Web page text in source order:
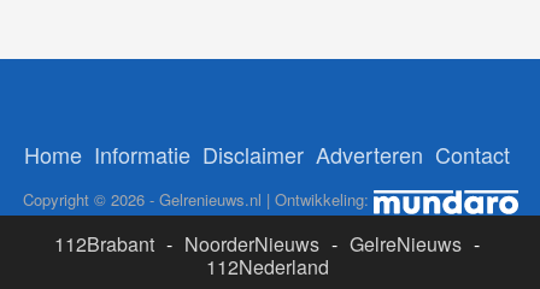
Home Informatie Disclaimer Adverteren Contact
Copyright © 2026 - Gelrenieuws.nl | Ontwikkeling:
112Brabant - NoorderNieuws - GelreNieuws -
112Nederland